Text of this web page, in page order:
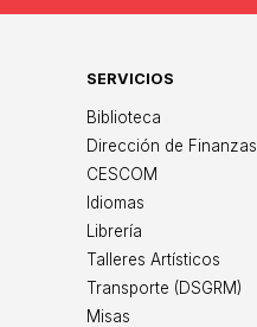
SERVICIOS
Biblioteca
Dirección de Finanzas
CESCOM
Idiomas
Librería
Talleres Artísticos
Transporte (DSGRM)
Misas